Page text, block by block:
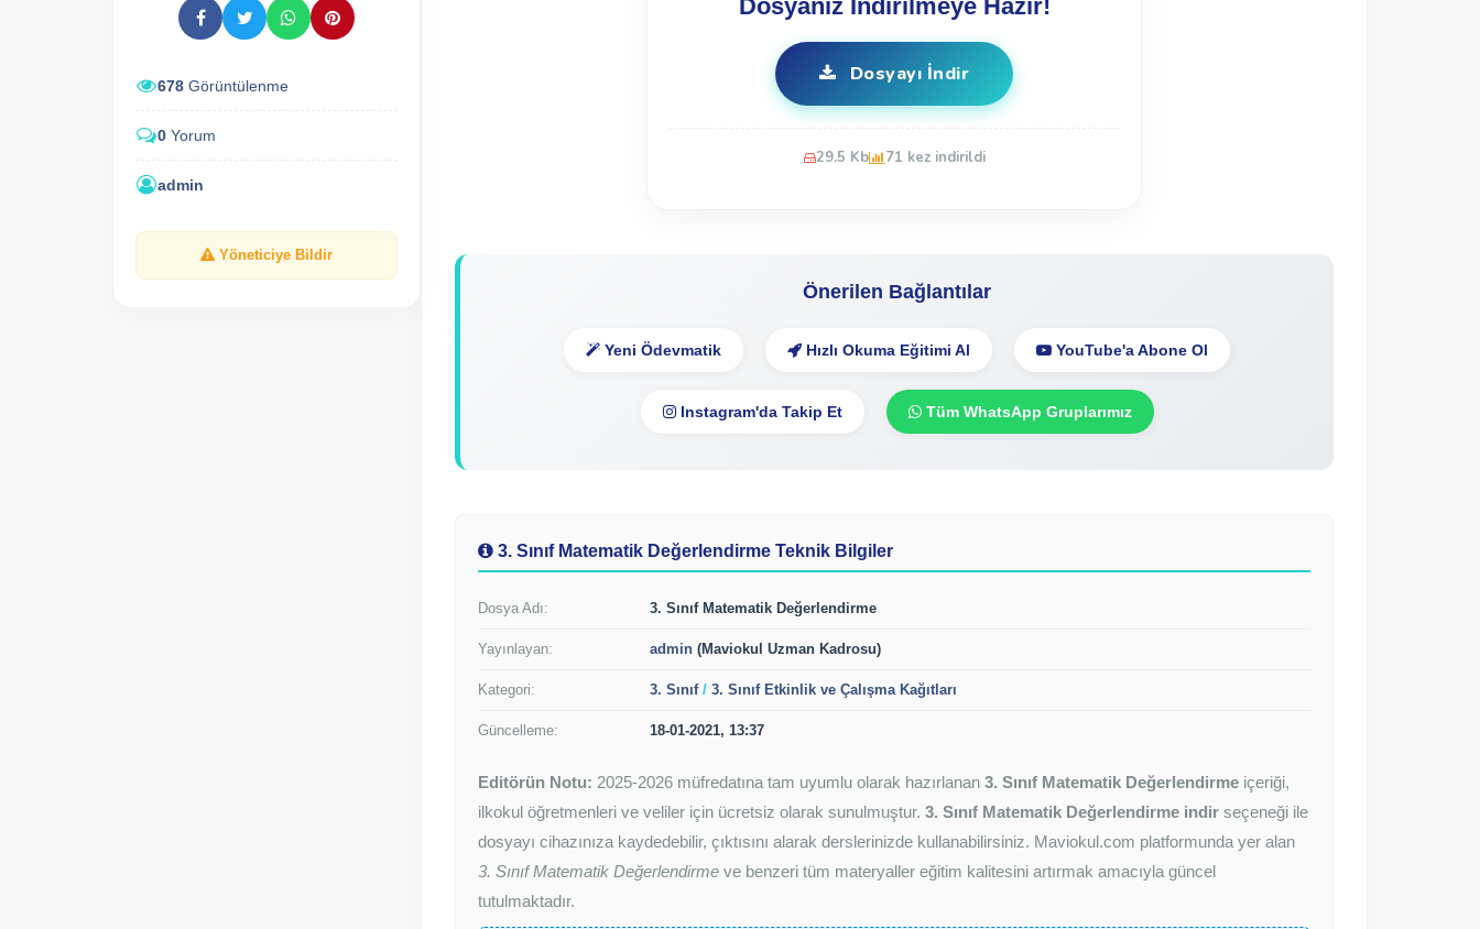
678 Görüntülenme
0 Yorum
admin
Yöneticiye Bildir
Dosyanız İndirilmeye Hazır!
Dosyayı İndir
29.5 Kb 71 kez indirildi
Önerilen Bağlantılar
Yeni Ödevmatik Hızlı Okuma Eğitimi Al YouTube'a Abone Ol
Instagram'da Takip Et Tüm WhatsApp Gruplarımız
3. Sınıf Matematik Değerlendirme Teknik Bilgiler
Dosya Adı: 3. Sınıf Matematik Değerlendirme
Yayınlayan: admin (Maviokul Uzman Kadrosu)
Kategori: 3. Sınıf/ 3. Sınıf Etkinlik ve Çalışma Kağıtları
Güncelleme: 18-01-2021, 13:37
Editörün Notu: 2025-2026 müfredatına tam uyumlu olarak hazırlanan 3. Sınıf Matematik Değerlendirme içeriği,
ilkokul öğretmenleri ve veliler için ücretsiz olarak sunulmuştur. 3. Sınıf Matematik Değerlendirme indir seçeneği ile
dosyayı cihazınıza kaydedebilir, çıktısını alarak derslerinizde kullanabilirsiniz. Maviokul.com platformunda yer alan
3. Sınıf Matematik Değerlendirme ve benzeri tüm materyaller eğitim kalitesini artırmak amacıyla güncel
tutulmaktadır.